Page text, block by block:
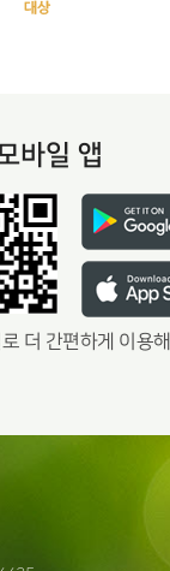
바일 앱
더 간편하게 이용